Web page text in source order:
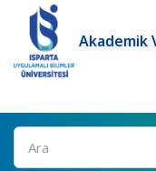
Akademik
Ara